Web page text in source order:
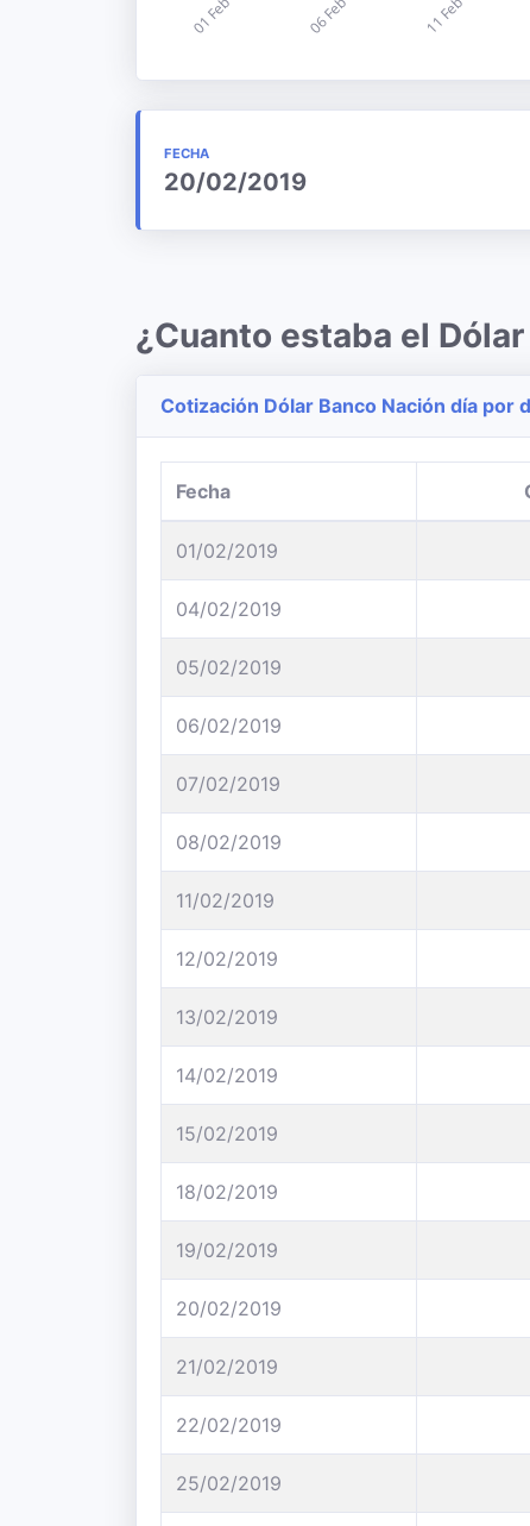
FECHA
20/02/2019
¿Cuanto estaba el
Cotización Dólar Banco Nación día por
Fecha
01/02/2019
04/02/2019
05/02/2019
06/02/2019
07/02/2019
08/02/2019
11/02/2019
12/02/2019
13/02/2019
14/02/2019
15/02/2019
18/02/2019
19/02/2019
20/02/2019
21/02/2019
22/02/2019
25/02/2019